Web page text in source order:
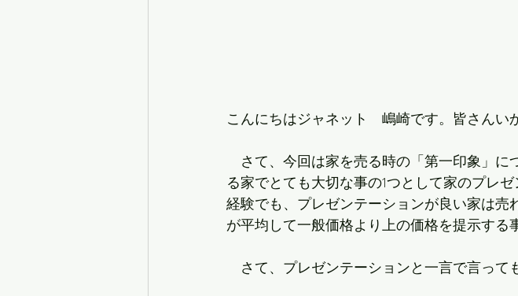
こんにちはジャネット　嶋崎です。皆さんい
さて、今回は家を売る時の「第一印象」に
る家でとても大切な事の1つとして家のプレ
経験でも、プレゼンテーションが良い家は
が平均して一般価格より上の価格を提示する
さて、プレゼンテーションと一言で言って